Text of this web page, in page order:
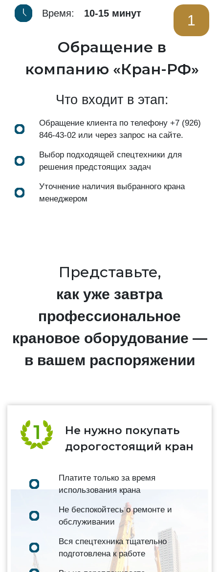
Время: 10-15 минут 1
Обращение в
компанию «Кран-РФ»
Что входит в этап:
Обращение клиента по телефону +7 (926)
846-43-02 или через запрос на сайте.
Выбор подходящей спецтехники для
решения предстоящих задач
Уточнение наличия выбранного крана
менеджером
Представьте,
как уже завтра
профессиональное
крановое оборудование —
в вашем распоряжении
Не нужно покупать
дорогостоящий кран
Платите только за время
использования крана
Не беспокойтесь о ремонте и
обслуживании
Вся спецтехника тщательно
подготовлена к работе